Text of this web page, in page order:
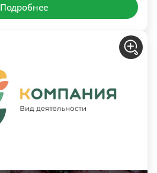
Подробнее